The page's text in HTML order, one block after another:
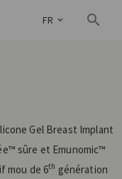
FR
Gel Breast Implant
sûre et Emunomic™
mou de 6th génération